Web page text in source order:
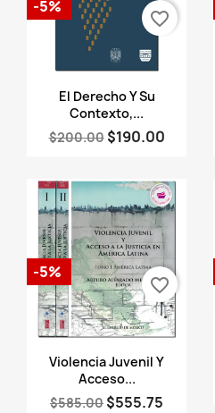
Vista rápida
El Derecho Y Su
Contexto,...
$200.00 $190.00
-5%
favorite_border
Vista rápida
Violencia Juvenil Y
Acceso...
$585.00 $555.75
-5%
favorite_border